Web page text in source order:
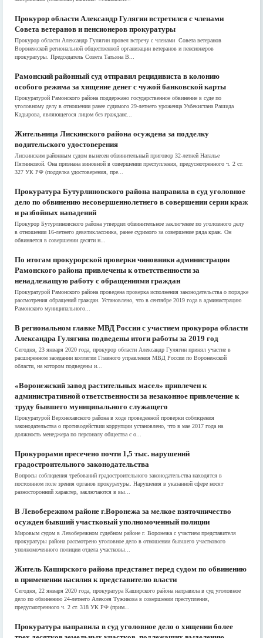
Прокурор области Александр Гулягин встретился с членами
Совета ветеранов и пенсионеров прокуратуры
Прокурор области Александр Гулягин провел встречу с членами Совета ветеранов
Воронежской региональной общественной организации ветеранов и пенсионеров
прокуратуры. Председатель Совета Татьяна В...
Рамонский районный суд отправил рецидивиста в колонию
особого режима за хищение денег с чужой банковской карты
Прокуратурой Рамонского района поддержано государственное обвинение в суде по
уголовному делу в отношении ранее судимого 29-летнего уроженца Узбекистана Рашида
Кадырова, являющегося лицом без гражданс...
Жительница Лискинского района осуждена за подделку
водительского удостоверения
Лискинским районным судом вынесен обвинительный приговор 32-летней Наталье
Пятниковой. Она признана виновной в совершении преступления, предусмотренного ч. 2 ст.
327 УК РФ (подделка удостоверения, пре...
Прокуратура Бутурлиновского района направила в суд уголовное
дело по обвинению несовершеннолетнего в совершении серии краж
и разбойных нападений
Прокурор Бутурлиновского района утвердил обвинительное заключение по уголовного делу
в отношении 16-летнего девятиклассника, ранее судимого за совершение ряда краж. Он
обвиняется в совершении десяти н...
По итогам прокурорской проверки чиновники администрации
Рамонского района привлечены к ответственности за
ненадлежащую работу с обращениями граждан
Прокуратурой Рамонского района проведена проверка исполнения законодательства о порядке
рассмотрения обращений граждан. Установлено, что в сентябре 2019 года в администрацию
Рамонского муниципального...
В региональном главке МВД России с участием прокурора области
Александра Гулягина подведены итоги работы за 2019 год
Сегодня, 23 января 2020 года, прокурор области Александр Гулягин принял участие в
расширенном заседании коллегии Главного управления МВД России по Воронежской
области, на котором подведены и...
«Воронежский завод растительных масел» привлечен к
административной ответственности за незаконное привлечение к
труду бывшего муниципального служащего
Прокуратурой Верхнехавского района в ходе проведенной проверки соблюдения
законодательства о противодействии коррупции установлено, что в мае 2017 года на
должность менеджера по персоналу общества с о...
Прокурорами пресечено почти 1,5 тыс. нарушений
градостроительного законодательства
Вопросы соблюдения требований градостроительного законодательства находятся в
постоянном поле зрения органов прокуратуры. Нарушения в указанной сфере носят
разносторонний характер, заключаются в вы...
В Левобережном районе г.Воронежа за мелкое взяточничество
осужден бывший участковый уполномоченный полиции
Мировым судом в Левобережном судебном районе г. Воронежа с участием представителя
прокуратуры района рассмотрено уголовное дело в отношении бывшего участкового
уполномоченного полиции отдела участковы...
Житель Каширского района предстанет перед судом по обвинению
в применении насилия к представителю власти
Сегодня, 22 января 2020 года, прокуратура Каширского района направила в суд уголовное
дело по обвинению 24-летнего Алексея Тужикова в совершении преступления,
предусмотренного ч. 2 ст. 318 УК РФ (прим...
Прокуратура направила в суд уголовное дело о хищении более